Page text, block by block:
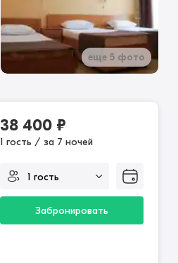
еще 5 фото
38 400 ₽
1 гость / за 7 ночей
Забронировать